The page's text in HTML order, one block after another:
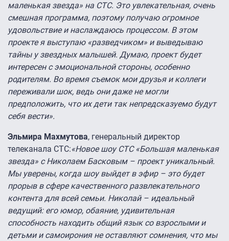
маленькая звезда» на СТС. Это увлекательная, очень
смешная программа, поэтому получаю огромное
удовольствие и наслаждаюсь процессом. В этом
проекте я выступаю «разведчиком» и выведываю
тайны у звездных малышей. Думаю, проект будет
интересен с эмоциональной стороны, особенно
родителям. Во время съемок мои друзья и коллеги
переживали шок, ведь они даже не могли
предположить, что их дети так непредсказуемо будут
себя вести».
Эльмира Махмутова, генеральный директор
телеканала СТС:«Новое шоу СТС «Большая маленькая
звезда» с Николаем Басковым – проект уникальный.
Мы уверены, когда шоу выйдет в эфир – это будет
прорыв в сфере качественного развлекательного
контента для всей семьи. Николай – идеальный
ведущий: его юмор, обаяние, удивительная
способность находить общий язык со взрослыми и
детьми и самоирония не оставляют сомнения, что мы